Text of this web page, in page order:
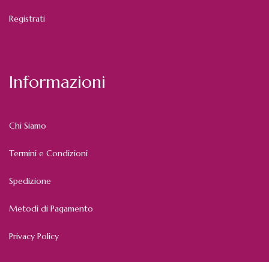
Registrati
Informazioni
Chi Siamo
Termini e Condizioni
Spedizione
Metodi di Pagamento
Privacy Policy